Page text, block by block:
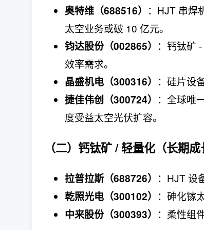
奥特维（688516） ：HJT 串焊
太空业务或破 10 亿元。
钧达股份（002865） ：钙钛矿
效率需求。
晶盛机电（300316） ：硅片设
捷佳伟创（300724） ：全球唯
度受益太空光伏扩容。
（二）钙钛矿 / 轻量化（长期
拉普拉斯（688726） ：HJT 设
乾照光电（300102） ：砷化镓
中来股份（300393） ：柔性组